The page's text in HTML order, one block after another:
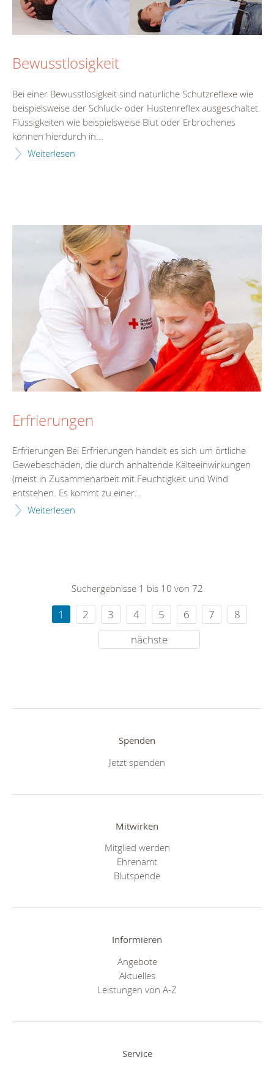
Bewusstlosigkeit
Bei einer Bewusstlosigkeit sind natürliche Schutzreflexe wie
beispielsweise der Schluck- oder Hustenreflex ausgeschaltet.
Flüssigkeiten wie beispielsweise Blut oder Erbrochenes
können hierdurch in...
Weiterlesen
Erfrierungen
Erfrierungen Bei Erfrierungen handelt es sich um örtliche
Gewebeschäden, die durch anhaltende Kälteeinwirkungen
(meist in Zusammenarbeit mit Feuchtigkeit und Wind
entstehen. Es kommt zu einer...
Weiterlesen
Suchergebnisse 1 bis 10 von 72
1 2 3 4 5 6 7
8
nächste
Spenden
Jetzt spenden
Mitwirken
Mitglied werden
Ehrenamt
Blutspende
Informieren
Angebote
Aktuelles
Leistungen von A-Z
Service